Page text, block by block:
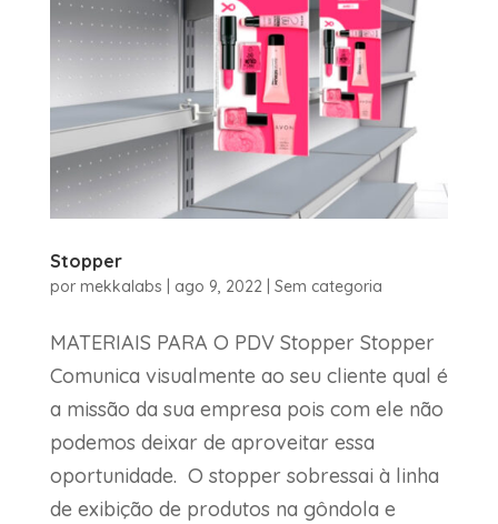
Stopper
por mekkalabs ago 9, 2022| Sem categoria
MATERIAIS PARA O PDV Stopper Stopper
Comunica visualmente ao seu cliente qual é
a missão da sua empresa pois com ele não
podemos deixar de aproveitar essa
oportunidade. O stopper sobressai à linha
de exibição de produtos na gôndola e